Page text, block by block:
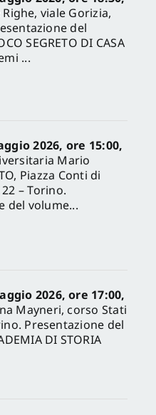
viale Gorizia,
del
SEGRETO DI CASA
...
2026, ore 15:00,
Mario
Piazza Conti di
– Torino.
del volume...
2026, ore 17:00,
Mayneri, corso Stati
Presentazione del
DI STORIA